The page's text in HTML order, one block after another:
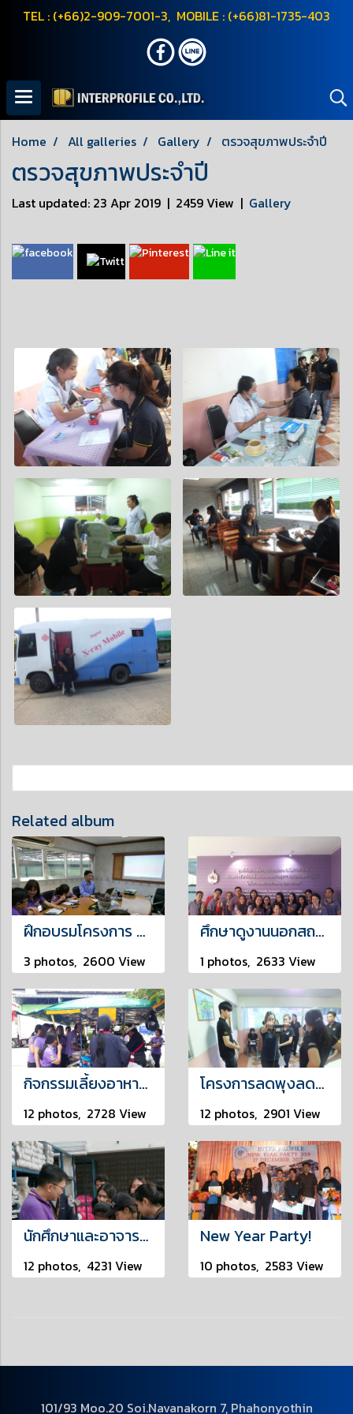
TEL : (+66)2-909-7001-3, MOBILE : (+66)81-1735-403
Home All galleries Gallery ตรวจสุขภาพประจำปี
ตรวจสุขภาพประจำปี
Last updated: 23 Apr 2019 | 2459 View | Gallery
Related album
ฝึกอบรมโครงการ Knowledge Management
3 photos, 2600 View
ศึกษาดูงานนอกสถานที่
1 photos, 2633 View
กิจกรรมเลี้ยงอาหารกลางวัน
12 photos, 2728 View
โครงการลดพุงลดโรค
12 photos, 2901 View
นักศึกษาและอาจารย์เยี่ยมชมโรงงาน
12 photos, 4231 View
New Year Party!
10 photos, 2583 View
101/93 Moo.20 Soi.Navanakorn 7, Phahonyothin